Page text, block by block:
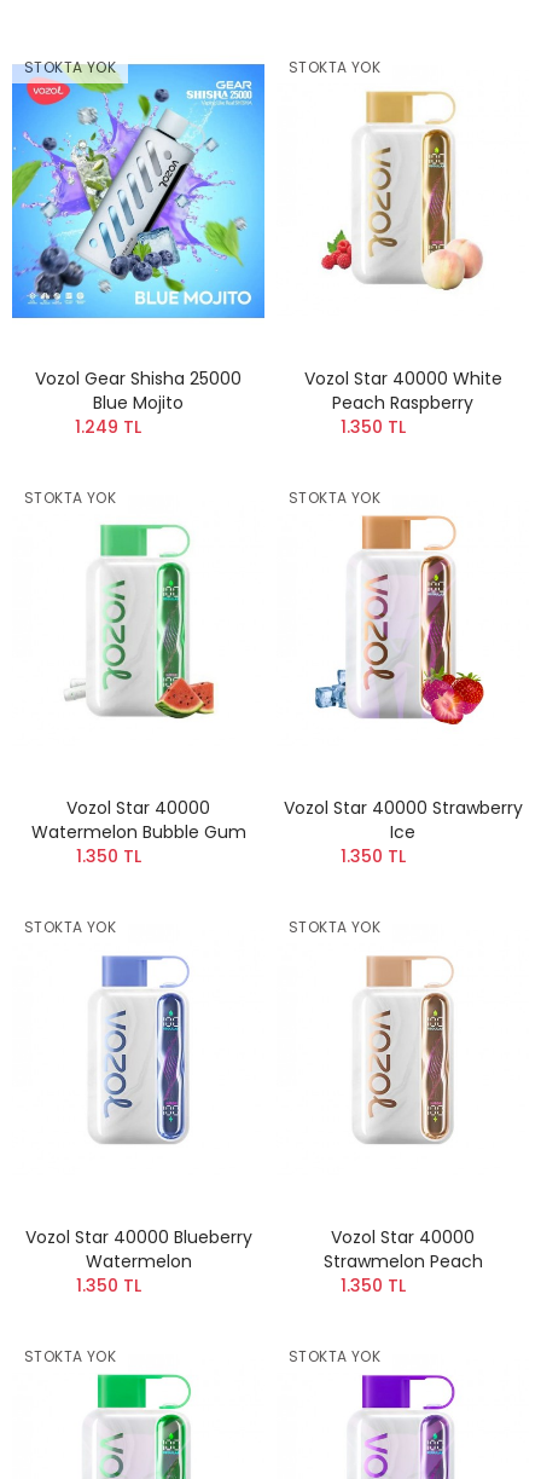
STOKTA YOK
Vozol Gear Shisha 25000
Blue Mojito
1.249 TL
STOKTA YOK
Vozol Star 40000 White
Peach Raspberry
1.350 TL
STOKTA YOK
Vozol Star 40000
Watermelon Bubble Gum
1.350 TL
STOKTA YOK
Vozol Star 40000 Strawberry
Ice
1.350 TL
STOKTA YOK
Vozol Star 40000 Blueberry
Watermelon
1.350 TL
STOKTA YOK
Vozol Star 40000
Strawmelon Peach
1.350 TL
STOKTA YOK STOKTA YOK